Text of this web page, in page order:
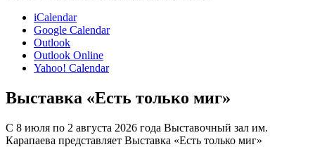
iCalendar
Google Calendar
Outlook
Outlook Online
Yahoo! Calendar
Выставка «Есть только миг»
С 8 июля по 2 августа 2026 года Выставочный зал им.
Карапаева представляет Выставка «Есть только миг»